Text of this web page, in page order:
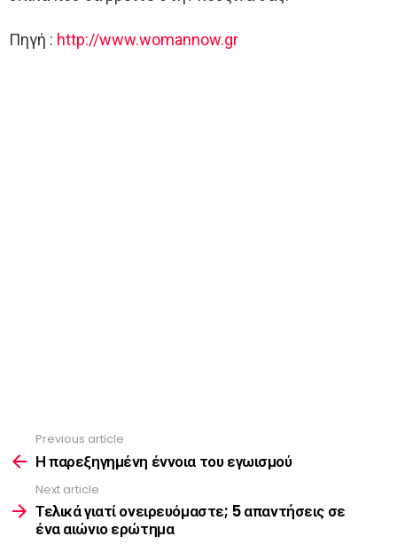
Πηγή : http://www.womannow.gr
more
Previous article
Η παρεξηγημένη έννοια του εγωισμού
Next article
Τελικά γιατί ονειρευόμαστε; 5 απαντήσεις σε
ένα αιώνιο ερώτημα